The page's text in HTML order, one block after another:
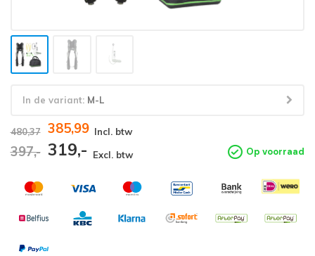
In de variant: M-L
480,37 385,99 Incl. btw
397,- 319,- Excl. btw Op voorraad